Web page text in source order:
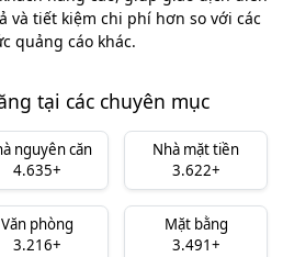
và tiết kiệm chi phí hơn so với các
quảng cáo khác.
tại các chuyên mục
nguyên căn
4.635+
Nhà mặt tiền
3.622+
Văn phòng
3.216+
Mặt bằng
3.491+